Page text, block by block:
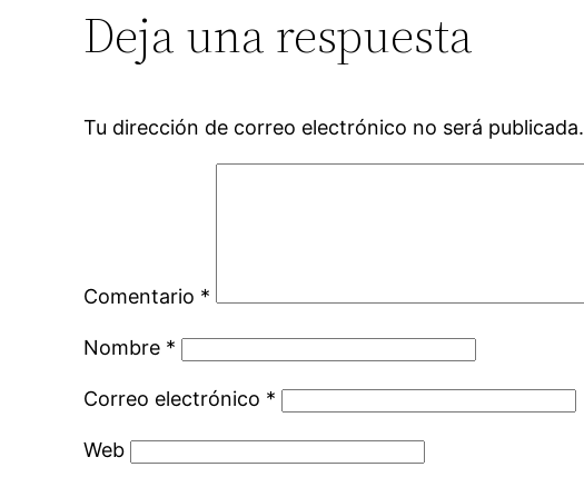
Deja una respuesta
Tu dirección de correo electrónico no será publicada.
Comentario *
Nombre *
Correo electrónico *
Web